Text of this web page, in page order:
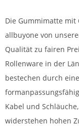
Die Gummimatte mit
allbuyone von
Qualität zu fairen
Rollenware in der
bestechen durch
Kabel und
widerstehen hohen